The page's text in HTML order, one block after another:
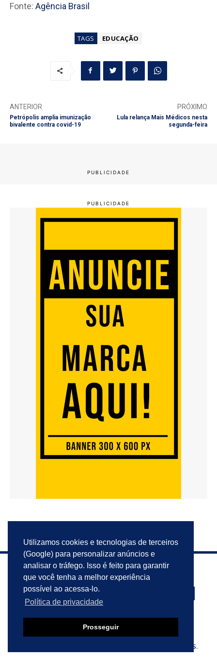
Utilizamos cookies e tecnologias de terceiros
(Google) para personalizar anúncios e
analisar o tráfego. Isso é feito para garantir
que você tenha a melhor experiência
possível ao acessa-lo.
Política de privacidade
Prosseguir
Fonte: Agência Brasil
TAGS EDUCAÇÃO
ANTERIOR
Petrópolis amplia imunização
bivalente contra covid-19
PRÓXIMO
Lula relança Mais Médicos nesta
segunda-feira
PRIVACIDADE ANUNCIE
© 2023 VIU ISSO AQUI?. TODOS OS DIREITOS RESERVADOS.